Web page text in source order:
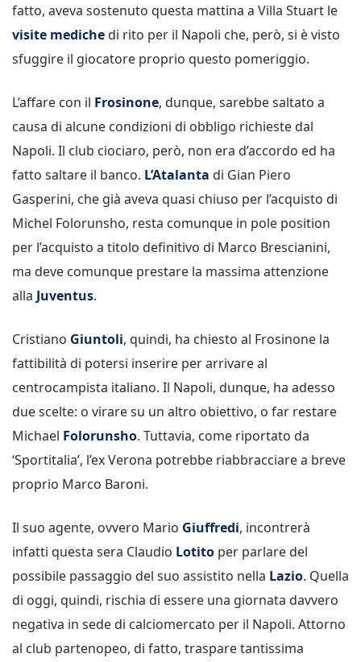
fatto, aveva sostenuto questa mattina a Villa Stuart le
visite mediche di rito per il Napoli che, però, si è visto
sfuggire il giocatore proprio questo pomeriggio.
L’affare con il Frosinone, dunque, sarebbe saltato a
causa di alcune condizioni di obbligo richieste dal
Napoli. Il club ciociaro, però, non era d’accordo ed ha
fatto saltare il banco. L’Atalanta di Gian Piero
Gasperini, che già aveva quasi chiuso per l’acquisto di
Michel Folorunsho, resta comunque in pole position
per l’acquisto a titolo definitivo di Marco Brescianini,
ma deve comunque prestare la massima attenzione
alla Juventus.
Cristiano Giuntoli, quindi, ha chiesto al Frosinone la
fattibilità di potersi inserire per arrivare al
centrocampista italiano. Il Napoli, dunque, ha adesso
due scelte: o virare su un altro obiettivo, o far restare
Michael Folorunsho. Tuttavia, come riportato da
‘Sportitalia’, l’ex Verona potrebbe riabbracciare a breve
proprio Marco Baroni.
Il suo agente, ovvero Mario Giuffredi, incontrerà
infatti questa sera Claudio Lotito per parlare del
possibile passaggio del suo assistito nella Lazio. Quella
di oggi, quindi, rischia di essere una giornata davvero
negativa in sede di calciomercato per il Napoli. Attorno
al club partenopeo, di fatto, traspare tantissima